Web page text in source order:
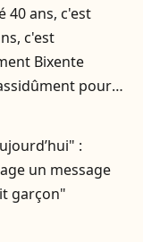
40 ans, c'est
c'est
Bixente
pour
:
un message
garçon"